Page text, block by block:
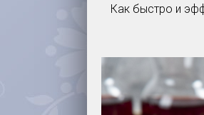
Как быстро и